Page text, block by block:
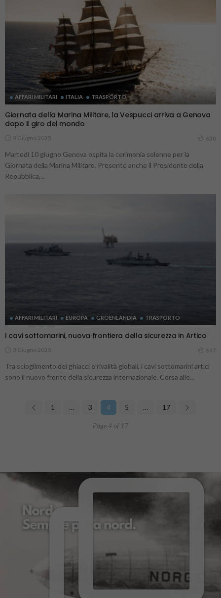
AFFARI MILITARI ITALIA TRASPORTO
Giornata della Marina Militare, la Vespucci arriva a Genova
dopo il giro del mondo
9 Giugno 2025 630
Martedì 10 giugno Genova ospita la cerimonia solenne per la
Giornata della Marina Militare. Presente anche il Presidente della
Repubblica,...
AFFARI MILITARI EUROPA GROENLANDIA TRASPORTO
I cavi sottomarini, nuova frontiera della sicurezza in Artico
3 Giugno 2025 647
Tra scioglimento dei ghiacci e rivalità globali, i cavi sottomarini artici
sono il nuovo fronte della sicurezza internazionale. Corsa alle...
1 … 3 4 5 … 17
Page 4 of 17